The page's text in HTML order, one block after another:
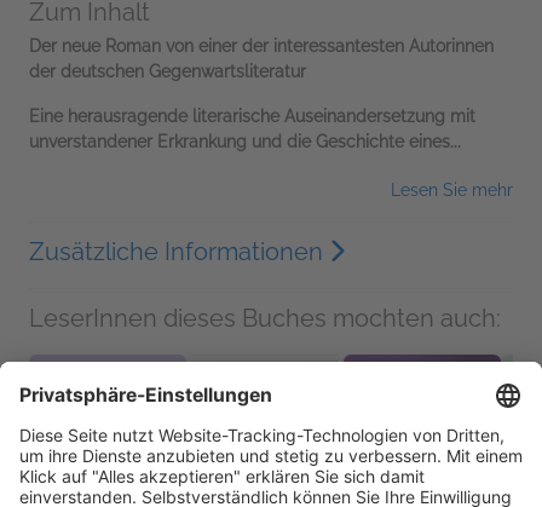
Zum Inhalt
Der neue Roman von einer der interessantesten Autorinnen
der deutschen Gegenwartsliteratur
Eine herausragende literarische Auseinandersetzung mit
unverstandener Erkrankung und die Geschichte eines...
Lesen Sie mehr
Zusätzliche Informationen
LeserInnen dieses Buches mochten auch: